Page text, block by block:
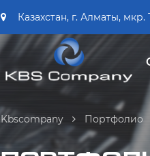
Казахстан, г. Алматы,
Kbscompany Портфолио